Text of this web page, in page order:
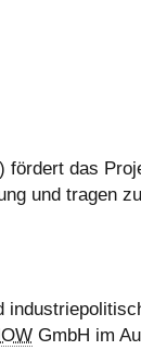
fördert das
und tragen
GmbH im